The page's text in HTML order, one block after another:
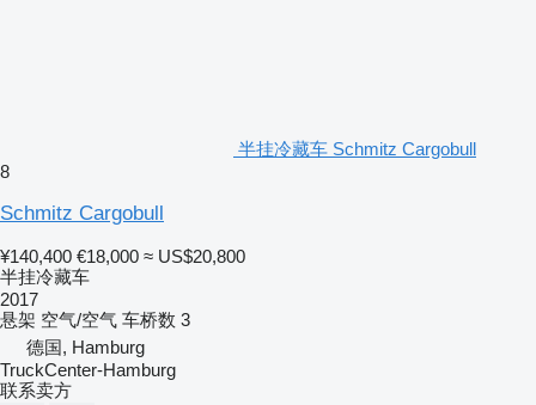
半挂冷藏车 Schmitz Cargobull
8
Schmitz Cargobull
¥140,400 €18,000 ≈ US$20,800
半挂冷藏车
2017
悬架 空气/空气 车桥数 3
德国, Hamburg
TruckCenter-Hamburg
联系卖方